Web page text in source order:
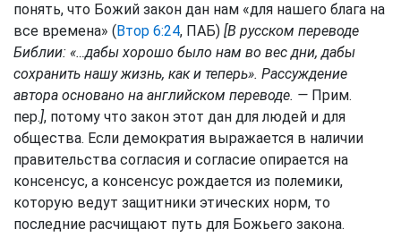
понять, что Божий закон дан нам «для нашего блага на
все времена» (Втор 6:24, ПАБ) [В русском переводе
Библии: «…дабы хорошо было нам во вес дни, дабы
сохранить нашу жизнь, как и теперь». Рассуждение
автора основано на английском переводе. — Прим.
пер.], потому что закон этот дан для людей и для
общества. Если демократия выражается в наличии
правительства согласия и согласие опирается на
консенсус, а консенсус рождается из полемики,
которую ведут защитники этических норм, то
последние расчищают путь для Божьего закона.